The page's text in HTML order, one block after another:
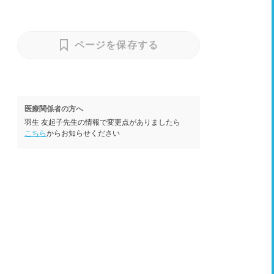
ページを保存する
医療関係者の方へ
羽生 友起子先生の情報で変更点がありましたら
こちらからお知らせください